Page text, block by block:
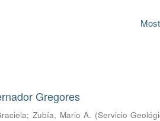
Gregores
; Zubía, Mario A. (Servicio